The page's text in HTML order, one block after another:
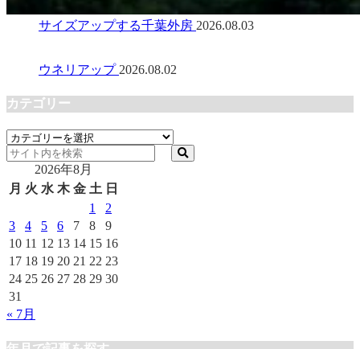
サイズアップする千葉外房 2026.08.03
ウネリアップ 2026.08.02
カテゴリー
カ
テ
リ
2026年8月
月 火 水 木 金 土 日
1
2
3
4 5 6 7 8
9
10 11 12 13 14 15 16
17 18 19 20 21 22 23
24 25 26 27 28 29 30
31
« 7月